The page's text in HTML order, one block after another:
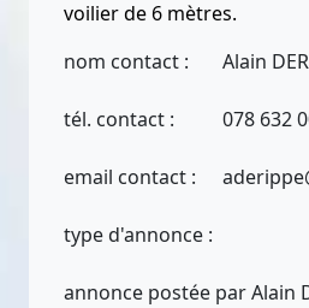
voilier de 6 mètres.
nom contact :
Alain
tél. contact : 078 632
email contact :
type d'annonce :
annonce postée par Alain